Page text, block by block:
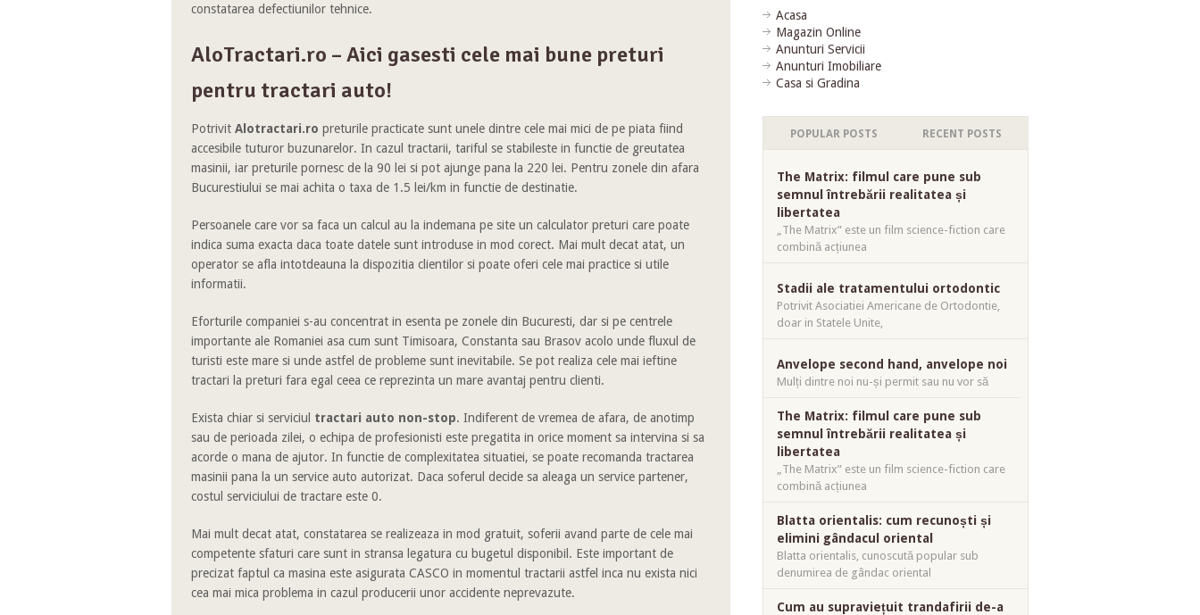
constatarea defectiunilor tehnice.
AloTractari.ro – Aici gasesti cele mai bune preturi
pentru tractari auto!
Potrivit Alotractari.ro preturile practicate sunt unele dintre cele mai mici de pe piata fiind
accesibile tuturor buzunarelor. In cazul tractarii, tariful se stabileste in functie de greutatea
masinii, iar preturile pornesc de la 90 lei si pot ajunge pana la 220 lei. Pentru zonele din afara
Bucurestiului se mai achita o taxa de 1.5 lei/km in functie de destinatie.
Persoanele care vor sa faca un calcul au la indemana pe site un calculator preturi care poate
indica suma exacta daca toate datele sunt introduse in mod corect. Mai mult decat atat, un
operator se afla intotdeauna la dispozitia clientilor si poate oferi cele mai practice si utile
informatii.
Eforturile companiei s-au concentrat in esenta pe zonele din Bucuresti, dar si pe centrele
importante ale Romaniei asa cum sunt Timisoara, Constanta sau Brasov acolo unde fluxul de
turisti este mare si unde astfel de probleme sunt inevitabile. Se pot realiza cele mai ieftine
tractari la preturi fara egal ceea ce reprezinta un mare avantaj pentru clienti.
Exista chiar si serviciul tractari auto non-stop. Indiferent de vremea de afara, de anotimp
sau de perioada zilei, o echipa de profesionisti este pregatita in orice moment sa intervina si sa
acorde o mana de ajutor. In functie de complexitatea situatiei, se poate recomanda tractarea
masinii pana la un service auto autorizat. Daca soferul decide sa aleaga un service partener,
costul serviciului de tractare este 0.
Mai mult decat atat, constatarea se realizeaza in mod gratuit, soferii avand parte de cele mai
competente sfaturi care sunt in stransa legatura cu bugetul disponibil. Este important de
precizat faptul ca masina este asigurata CASCO in momentul tractarii astfel inca nu exista nici
cea mai mica problema in cazul producerii unor accidente neprevazute.
Acasa
Magazin Online
Anunturi Servicii
Anunturi Imobiliare
Casa si Gradina
POPULAR POSTS RECENT POSTS
The Matrix: filmul care pune sub
semnul întrebării realitatea și
libertatea
„The Matrix” este un film science-fiction care
combină acțiunea
Stadii ale tratamentului ortodontic
Potrivit Asociatiei Americane de Ortodontie,
doar in Statele Unite,
Anvelope second hand, anvelope noi
Mulți dintre noi nu-și permit sau nu vor să
The Matrix: filmul care pune sub
semnul întrebării realitatea și
libertatea
„The Matrix” este un film science-fiction care
combină acțiunea
Blatta orientalis: cum recunoști și
elimini gândacul oriental
Blatta orientalis, cunoscută popular sub
denumirea de gândac oriental
Cum au supraviețuit trandafirii de-a